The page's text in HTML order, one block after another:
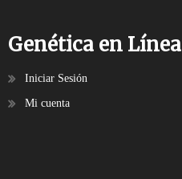
Genética en Línea
Iniciar Sesión
Mi cuenta